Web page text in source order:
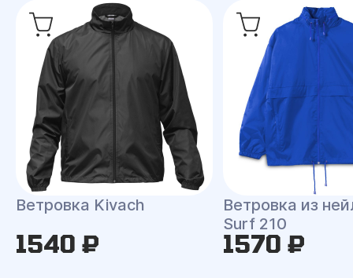
Ветровка Kivach
1540 ₽
Ветровка из
Surf 210
1570 ₽